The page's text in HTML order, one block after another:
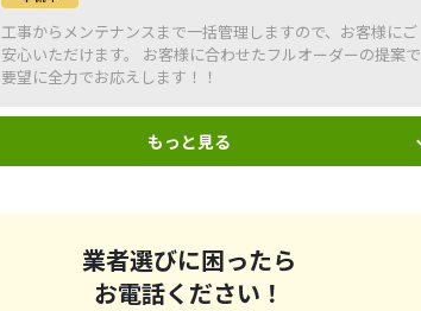
工事からメンテナンスまで一括管理しますので、お客様にご
安心いただけます。 お客様に合わせたフルオーダーの提案で
要望に全力でお応えします！！
もっと見る
業者選びに困ったら
お電話ください！